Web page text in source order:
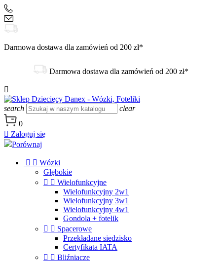
Darmowa dostawa dla zamówień od 200 zł*
Darmowa dostawa dla zamówień od 200 zł*

search
clear
0
 Zaloguj się
Porównaj
  Wózki
Głębokie
  Wielofunkcyjne
Wielofunkcyjny 2w1
Wielofunkcyjny 3w1
Wielofunkcyjny 4w1
Gondola + fotelik
  Spacerowe
Przekładane siedzisko
Certyfikata IATA
  Bliźniacze